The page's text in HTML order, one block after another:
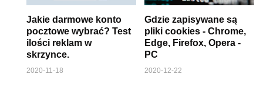
Jakie darmowe konto
pocztowe wybrać? Test
ilości reklam w
skrzynce.
2020-11-18
Gdzie zapisywane są
pliki cookies - Chrome,
Edge, Firefox, Opera -
PC
2020-12-22